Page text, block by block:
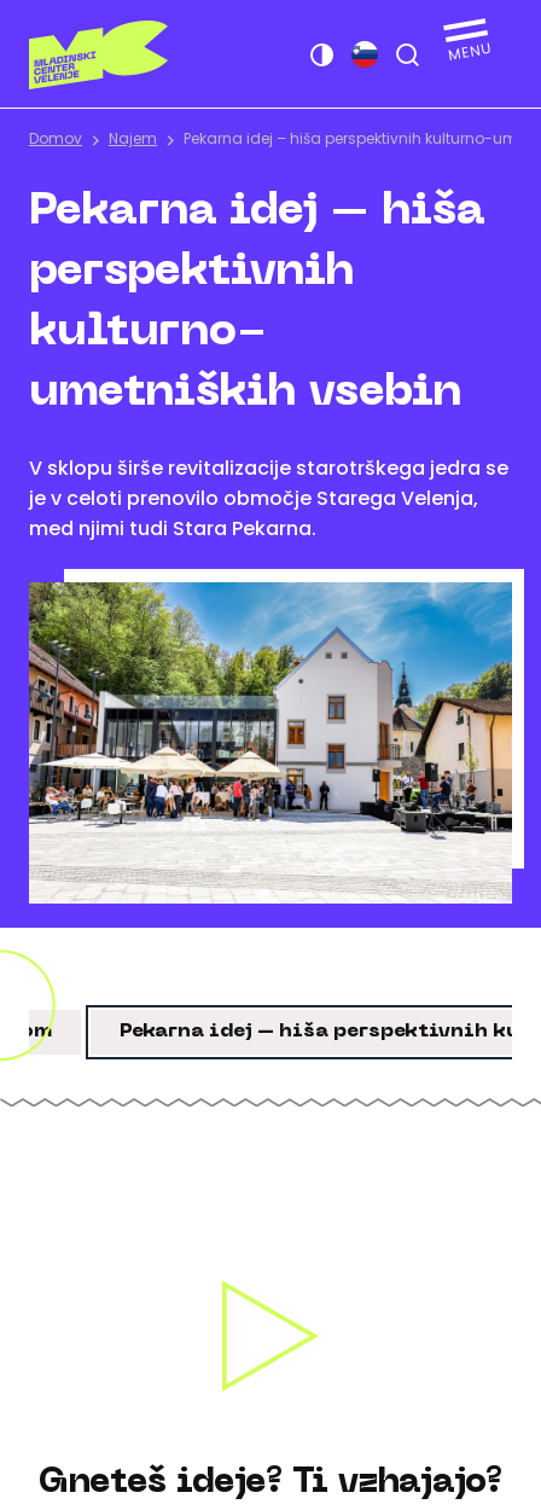
Domov Najem Pekarna idej – hiša perspektivnih kulturno-
Pekarna idej – hiša
perspektivnih
kulturno-
umetniških vsebin
V sklopu širše revitalizacije starotrškega jedra se
je v celoti prenovilo območje Starega Velenja,
med njimi tudi Stara Pekarna.
Pekarna idej – hiša perspektivnih
Gneteš ideje? Ti vzhajajo?